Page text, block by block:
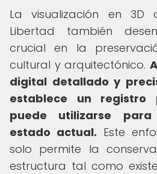
La visualización en
Libertad también
crucial en la
cultural y arquitectónico.
digital detallado y
establece un registro
puede utilizarse
estado actual. Este
solo permite la
estructura tal como